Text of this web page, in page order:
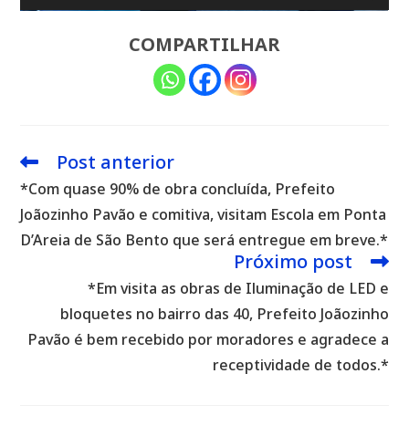
COMPARTILHAR
Leia
artigos
Post anterior
*Com quase 90% de obra concluída, Prefeito
Joãozinho Pavão e comitiva, visitam Escola em Ponta
D’Areia de São Bento que será entregue em breve.*
Próximo post
*Em visita as obras de Iluminação de LED e
bloquetes no bairro das 40, Prefeito Joãozinho
Pavão é bem recebido por moradores e agradece a
receptividade de todos.*